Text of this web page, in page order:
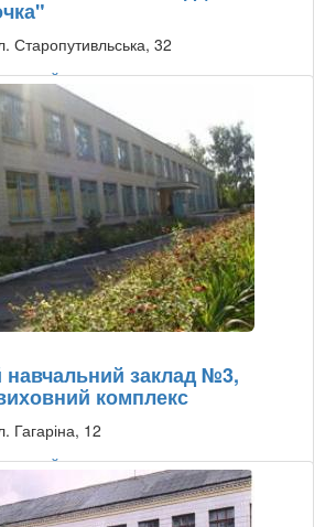
Старопутивльська, 32
заклад №3,
комплекс
Гагаріна, 12